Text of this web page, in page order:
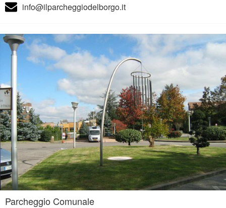
info@ilparcheggiodelborgo.it
Parcheggio Comunale